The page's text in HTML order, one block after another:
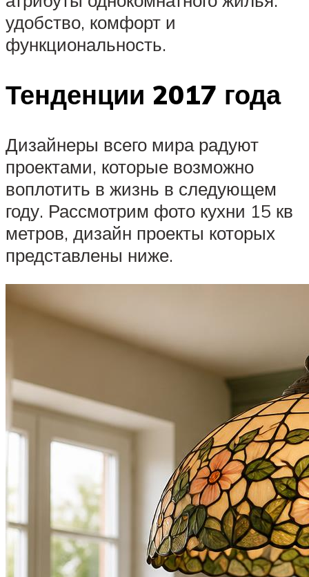
удобство, комфорт и
функциональность.
Тенденции 2017 года
Дизайнеры всего мира радуют
проектами, которые возможно
воплотить в жизнь в следующем
году. Рассмотрим фото кухни 15 кв
метров, дизайн проекты которых
представлены ниже.